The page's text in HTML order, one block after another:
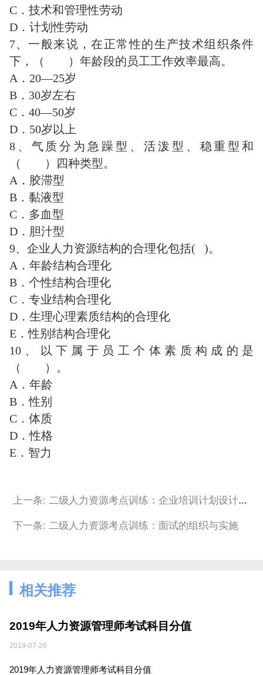
C．技术和管理性劳动
D．计划性劳动
7、一般来说，在正常性的生产技术组织条件
下，（ ）年龄段的员工工作效率最高。
A．20—25岁
B．30岁左右
C．40—50岁
D．50岁以上
8、气质分为急躁型、活泼型、稳重型和
（ ）四种类型。
A．胶滞型
B．黏液型
C．多血型
D．胆汁型
9、企业人力资源结构的合理化包括( )。
A．年龄结构合理化
B．个性结构合理化
C．专业结构合理化
D．生理心理素质结构的合理化
E．性别结构合理化
10、以下属于员工个体素质构成的是
（ ）。
A．年龄
B．性别
C．体质
D．性格
E．智力
上一条: 二级人力资源考点训练：企业培训计划设计与实施
下一条: 二级人力资源考点训练：面试的组织与实施
相关推荐
2019年人力资源管理师考试科目分值
2019-07-26
2019年人力资源管理师考试科目分值